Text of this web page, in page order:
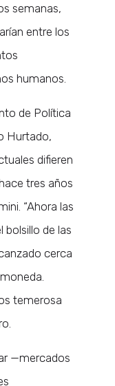
semanas,
entre los
humanos.
de Política
Hurtado,
difieren
tres años
“Ahora las
de las
cerca
temerosa
—mercados